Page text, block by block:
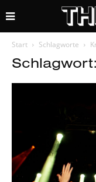
Start Schlagworte